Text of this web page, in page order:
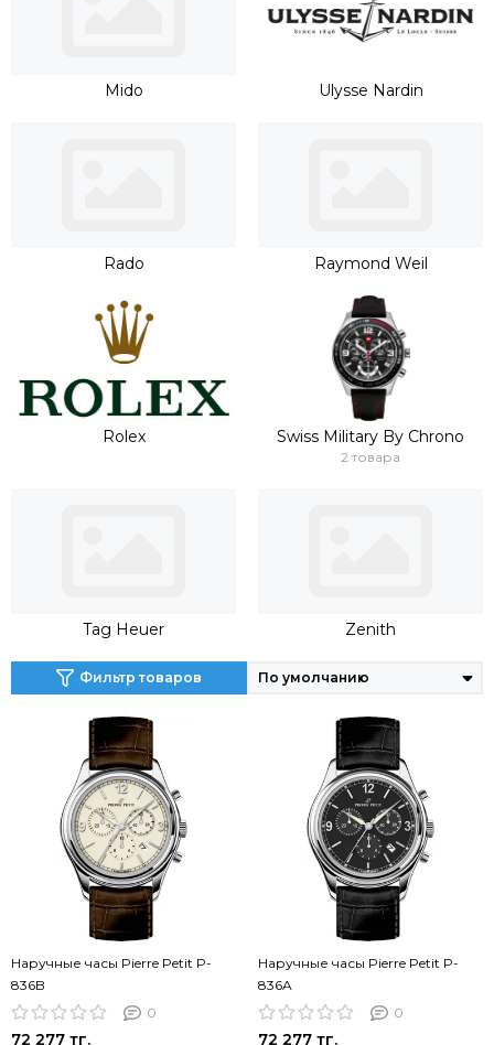
Mido Ulysse Nardin
Rado Raymond Weil
Rolex Swiss Military By Chrono
2 товара
Tag Heuer Zenith
Фильтр товаров
Наручные часы Pierre Petit P-
836B
0
72 277 тг.
Наручные часы Pierre Petit P-
836A
0
72 277 тг.